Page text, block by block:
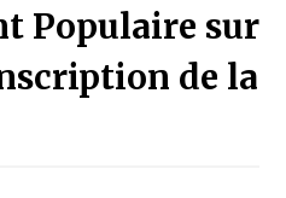
Populaire sur
de la